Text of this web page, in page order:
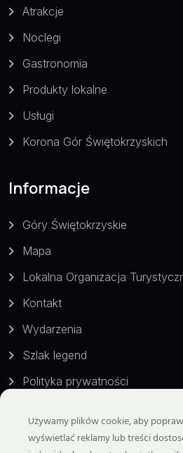
Atrakcje
Noclegi
Gastronomia
Produkty lokalne
Usługi
Korona Gór Świętokrzyskich
Informacje
Góry Świętokrzyskie
Mapa
Lokalna Organizacja
Kontakt
Wydarzenia
Szlak legend
Polityka prywatności
Kontakt
Używamy plików cookie, aby
wyświetlać reklamy lub treści